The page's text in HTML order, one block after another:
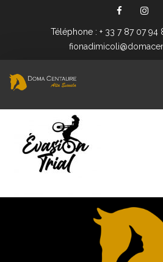
Téléphone : + 33 7 87 07 94
PRÉSENTATION FIONA DIMICOLI
BIENVENUE CHEZ DOMA
NOS
DC